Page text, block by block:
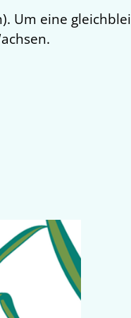
Um eine